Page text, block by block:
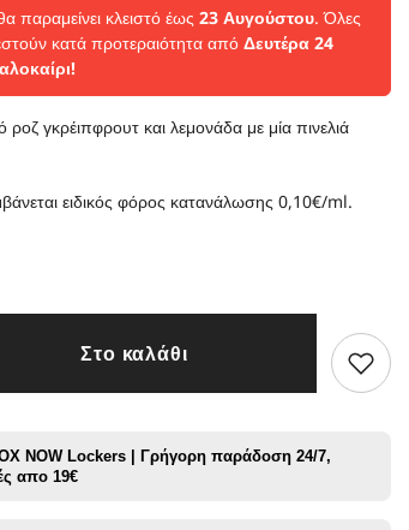
παραμείνει κλειστό έως 23 Αυγούστου. Όλες
κατά προτεραιότητα από Δευτέρα 24
ροζ γκρέιπφρουτ και λεμονάδα με μία πινελιά
ειδικός φόρος κατανάλωσης 0,10€/ml.
Στο καλάθι
NOW Lockers | Γρήγορη παράδοση 24/7,
απο 19€